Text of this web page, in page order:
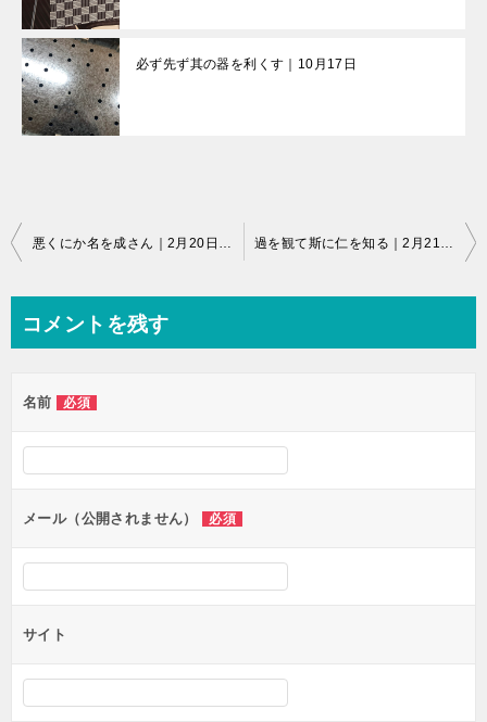
必ず先ず其の器を利くす｜10月17日
投
ビ
ー
シ
ョ
ン
コメントを残す
名前 必須
メール（公開されません） 必須
サイト